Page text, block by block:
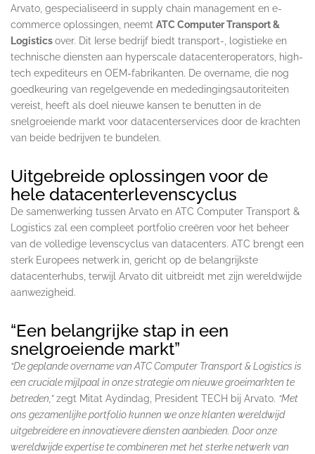
Arvato, gespecialiseerd in supply chain management en e-
commerce oplossingen, neemt ATC Computer Transport &
Logisticsover. Dit Ierse bedrijf biedt transport-, logistieke en
technische diensten aan hyperscale datacenteroperators, high-
tech expediteurs en OEM-fabrikanten. De overname, die nog
goedkeuring van regelgevende en mededingingsautoriteiten
vereist, heeft als doel nieuwe kansen te benutten in de
snelgroeiende markt voor datacenterservices door de krachten
van beide bedrijven te bundelen.
Uitgebreide oplossingen voor de
hele datacenterlevenscyclus
De samenwerking tussen Arvato en ATC Computer Transport &
Logistics zal een compleet portfolio creëren voor het beheer
van de volledige levenscyclus van datacenters. ATC brengt een
sterk Europees netwerk in, gericht op de belangrijkste
datacenterhubs, terwijl Arvato dit uitbreidt met zijn wereldwijde
aanwezigheid.
“Een belangrijke stap in een
snelgroeiende markt”
“De geplande overname van ATC Computer Transport & Logistics is
een cruciale mijlpaal in onze strategie om nieuwe groeimarkten te
betreden,”zegt Mitat Aydindag, President TECH bij Arvato. “Met
ons gezamenlijke portfolio kunnen we onze klanten wereldwijd
uitgebreidere en innovatievere diensten aanbieden. Door onze
wereldwijde expertise te combineren met het sterke netwerk van